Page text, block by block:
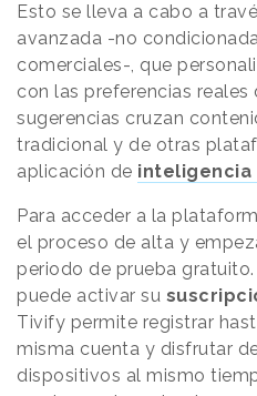
Esto se lleva a cabo a
avanzada -no
comerciales-, que
con las preferencias reales
sugerencias cruzan
tradicional y de otras
aplicación de
Para acceder a la
el proceso de alta y
periodo de prueba
puede activar su
Tivify permite registrar
misma cuenta y disfrutar
dispositivos al mismo